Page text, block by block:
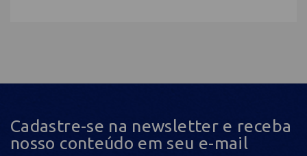
Cadastre-se na newsletter e receba
nosso conteúdo em seu e-mail